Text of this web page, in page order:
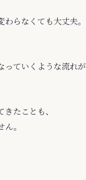
らなくても大丈夫。
っていくような流れが
たことも、
。